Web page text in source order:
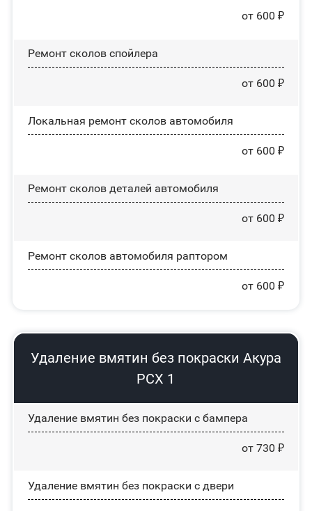
от 600 ₽
Ремонт сколов спойлера
от 600 ₽
Локальная ремонт сколов автомобиля
от 600 ₽
Ремонт сколов деталей автомобиля
от 600 ₽
Ремонт сколов автомобиля раптором
от 600 ₽
Удаление вмятин без покраски Акура
РСХ 1
Удаление вмятин без покраски с бампера
от 730 ₽
Удаление вмятин без покраски с двери